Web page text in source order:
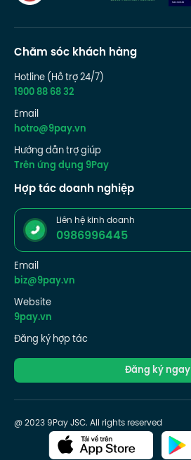
Chăm sóc khách hàng
Hotline (Hỗ trợ 24/7)
1900 88 68 32
Email
hotro@9pay.vn
Hướng dẫn trợ giúp
Trên ứng dụng 9Pay
Hợp tác doanh nghiệp
Liên hệ kinh doanh
0986996445
Email
biz@9pay.vn
Website
9pay.vn
Đăng ký hợp tác
Đăng ký ngay
@ 2023 9Pay JSC. All rights reserved